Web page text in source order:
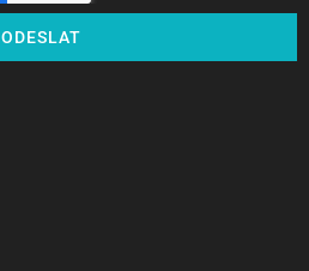
ODESLAT